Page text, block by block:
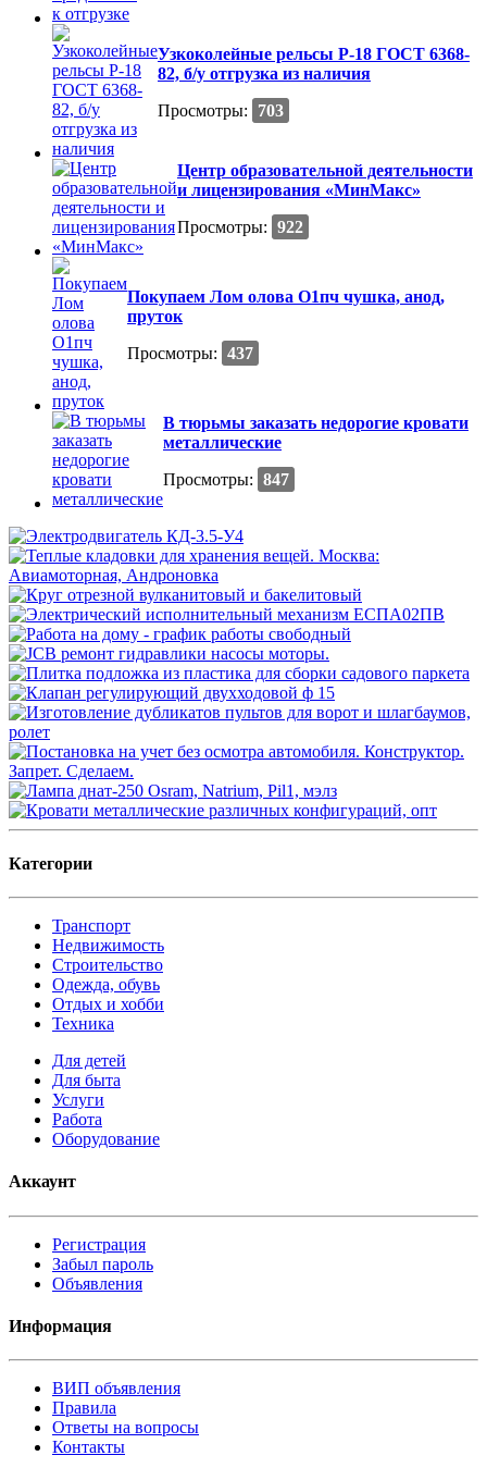
Узкоколейные рельсы Р-18 ГОСТ 6368-
82, б/у отгрузка из наличия
Просмотры:
703
Центр образовательной деятельности
и лицензирования «МинМакс»
Просмотры: 922
Покупаем Лом олова О1пч чушка, анод,
пруток
Просмотры: 437
В тюрьмы заказать недорогие кровати
металлические
Просмотры: 847
Категории
Транспорт
Недвижимость
Строительство
Одежда, обувь
Отдых и хобби
Техника
Для детей
Для быта
Услуги
Работа
Оборудование
Аккаунт
Регистрация
Забыл пароль
Объявления
Информация
ВИП объявления
Правила
Ответы на вопросы
Контакты